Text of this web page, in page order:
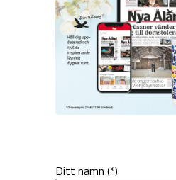
Ditt namn (*)